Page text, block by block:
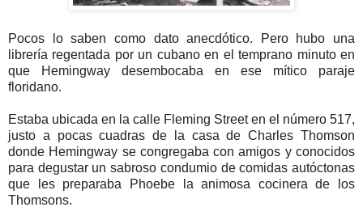
Pocos lo saben como dato anecdótico. Pero hubo una
librería regentada por un cubano en el temprano minuto en
que Hemingway desembocaba en ese mítico paraje
floridano.
Estaba ubicada en la calle Fleming Street en el número 517,
justo a pocas cuadras de la casa de Charles Thomson
donde Hemingway se congregaba con amigos y conocidos
para degustar un sabroso condumio de comidas autóctonas
que les preparaba Phoebe la animosa cocinera de los
Thomsons.